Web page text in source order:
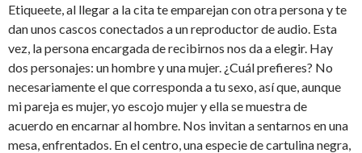
Etiqueete, al llegar a la cita te emparejan con otra persona y te
dan unos cascos conectados a un reproductor de audio. Esta
vez, la persona encargada de recibirnos nos da a elegir. Hay
dos personajes: un hombre y una mujer. ¿Cuál prefieres? No
necesariamente el que corresponda a tu sexo, así que, aunque
mi pareja es mujer, yo escojo mujer y ella se muestra de
acuerdo en encarnar al hombre. Nos invitan a sentarnos en una
mesa, enfrentados. En el centro, una especie de cartulina negra,